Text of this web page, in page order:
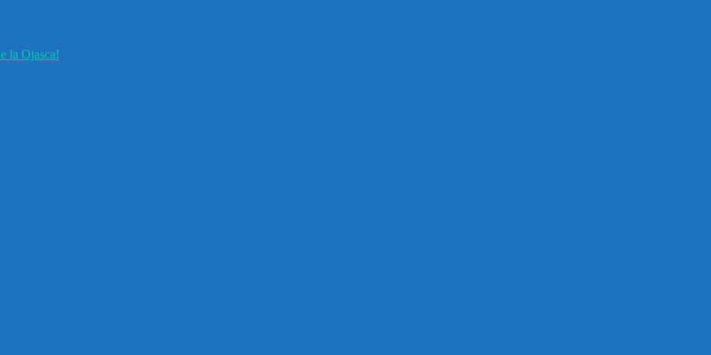
la Ojasca!